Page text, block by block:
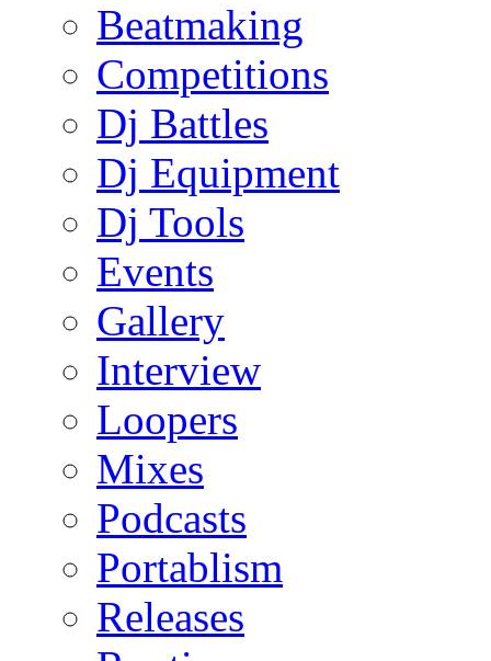
Beatmaking
Competitions
Dj Battles
Dj Equipment
Dj Tools
Events
Gallery
Interview
Loopers
Mixes
Podcasts
Portablism
Releases